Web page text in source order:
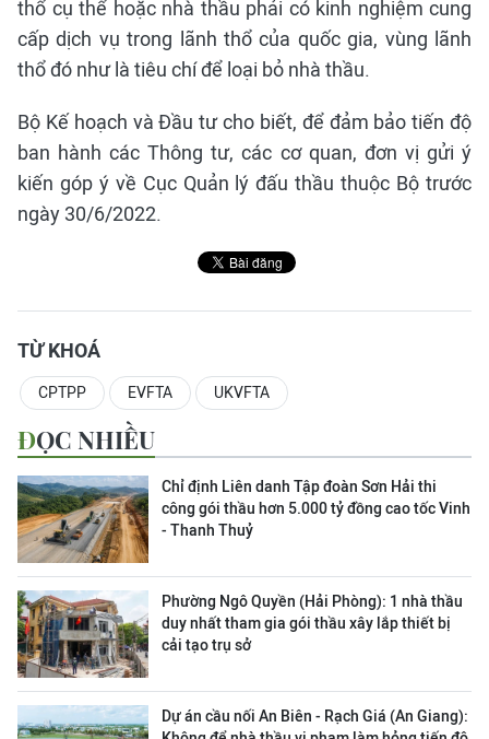
thổ cụ thể hoặc nhà thầu phải có kinh nghiệm cung
cấp dịch vụ trong lãnh thổ của quốc gia, vùng lãnh
thổ đó như là tiêu chí để loại bỏ nhà thầu.
Bộ Kế hoạch và Đầu tư cho biết, để đảm bảo tiến độ
ban hành các Thông tư, các cơ quan, đơn vị gửi ý
kiến góp ý về Cục Quản lý đấu thầu thuộc Bộ trước
ngày 30/6/2022.
TỪ KHOÁ
CPTPP EVFTA UKVFTA
ĐỌC NHIỀU
Chỉ định Liên danh Tập đoàn Sơn Hải thi
công gói thầu hơn 5.000 tỷ đồng cao tốc Vinh
- Thanh Thuỷ
Phường Ngô Quyền (Hải Phòng): 1 nhà thầu
duy nhất tham gia gói thầu xây lắp thiết bị
cải tạo trụ sở
Dự án cầu nối An Biên - Rạch Giá (An Giang):